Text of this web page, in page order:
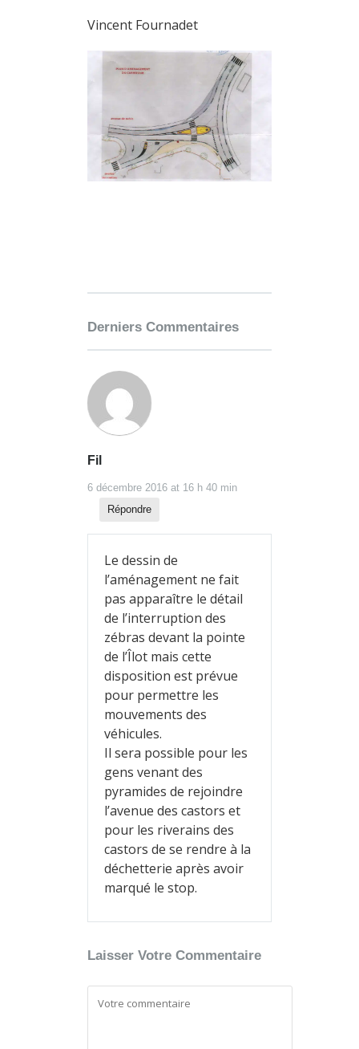
Vincent Fournadet
Derniers Commentaires
Fil
6 décembre 2016 at 16 h 40 min
Répondre
Le dessin de
l’aménagement ne fait
pas apparaître le détail
de l’interruption des
zébras devant la pointe
de l’Îlot mais cette
disposition est prévue
pour permettre les
mouvements des
véhicules.
Il sera possible pour les
gens venant des
pyramides de rejoindre
l’avenue des castors et
pour les riverains des
castors de se rendre à la
déchetterie après avoir
marqué le stop.
Laisser Votre Commentaire